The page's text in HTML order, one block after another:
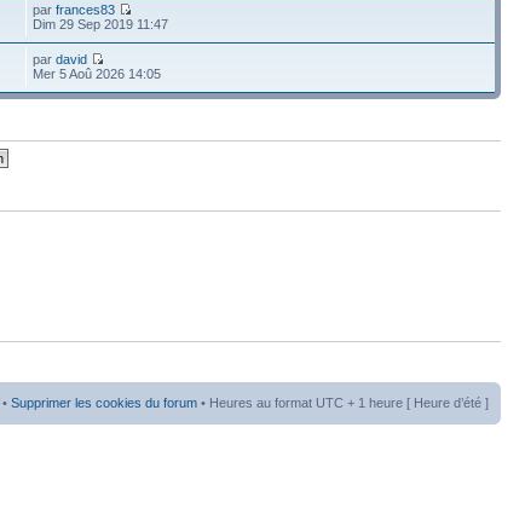
parfrances83
Dim 29 Sep 2019 11:47
pardavid
Mer 5 Aoû 2026 14:05
• Supprimer les cookies du forum • Heures au format UTC + 1 heure [ Heure d’été ]